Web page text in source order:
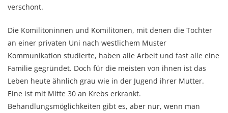
verschont.
Die Komilitoninnen und Komilitonen, mit denen die Tochter
an einer privaten Uni nach westlichem Muster
Kommunikation studierte, haben alle Arbeit und fast alle eine
Familie gegründet. Doch für die meisten von ihnen ist das
Leben heute ähnlich grau wie in der Jugend ihrer Mutter.
Eine ist mit Mitte 30 an Krebs erkrankt.
Behandlungsmöglichkeiten gibt es, aber nur, wenn man